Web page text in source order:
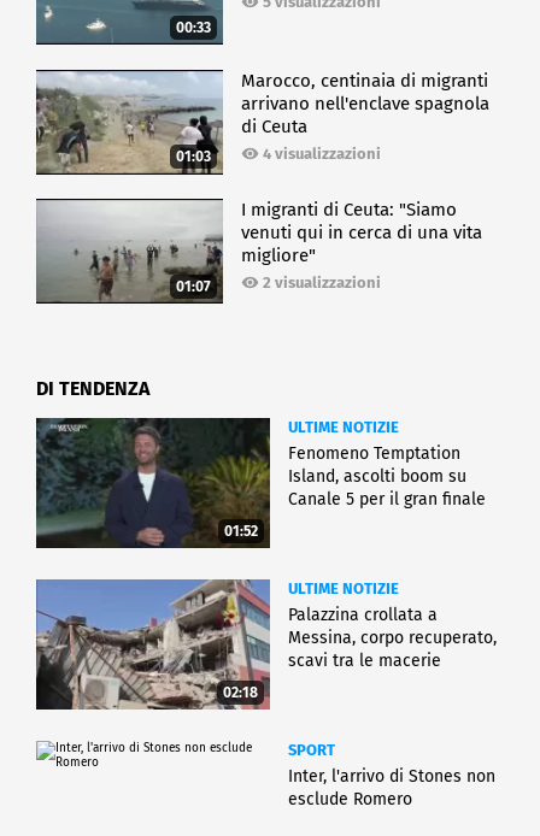
00:33
01:03
Marocco, centinaia di migranti
arrivano nell'enclave spagnola
di Ceuta
4 visualizzazioni
01:07
I migranti di Ceuta: "Siamo
venuti qui in cerca di una vita
migliore"
2 visualizzazioni
DI TENDENZA
01:52
ULTIME NOTIZIE
Fenomeno Temptation
Island, ascolti boom su
Canale 5 per il gran finale
02:18
ULTIME NOTIZIE
Palazzina crollata a
Messina, corpo recuperato,
scavi tra le macerie
SPORT
Inter, l'arrivo di Stones non
esclude Romero